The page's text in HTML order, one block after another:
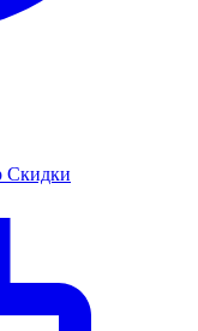
Скидки